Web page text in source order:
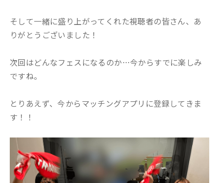
そして一緒に盛り上がってくれた視聴者の皆さん、あ
りがとうございました！
次回はどんなフェスになるのか…今からすでに楽しみ
ですね。
とりあえず、今からマッチングアプリに登録してきま
す！！